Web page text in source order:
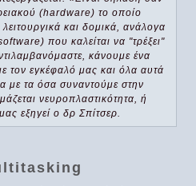
(hardware) το οποίο
και δομικά, ανάλογα
που καλείται να "τρέξει"
κάνουμε ένα
τον εγκέφαλό μας και όλα αυτά
με τα όσα συναντούμε στην
νευροπλαστικότητα, ή
εξηγεί ο δρ Σπίτσερ.